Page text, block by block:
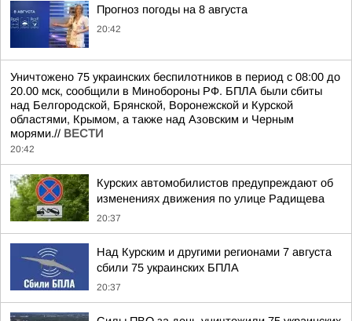
Прогноз погоды на 8 августа
20:42
Уничтожено 75 украинских беспилотников в период с 08:00 до
20.00 мск, сообщили в Минобороны РФ. БПЛА были сбиты
над Белгородской, Брянской, Воронежской и Курской
областями, Крымом, а также над Азовским и Черным
морями.// ВЕСТИ
20:42
Курских автомобилистов предупреждают об
изменениях движения по улице Радищева
20:37
Над Курским и другими регионами 7 августа
сбили 75 украинских БПЛА
20:37